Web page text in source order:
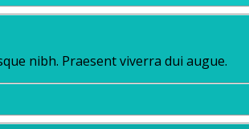
nibh. Praesent viverra dui augue.